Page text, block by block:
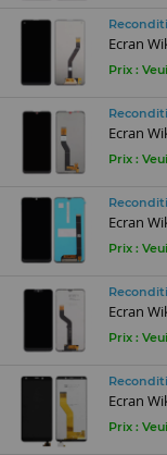
Ecran
Prix :
Ecran
Prix :
Ecran
Prix :
Ecran
Prix :
Ecran
Prix :